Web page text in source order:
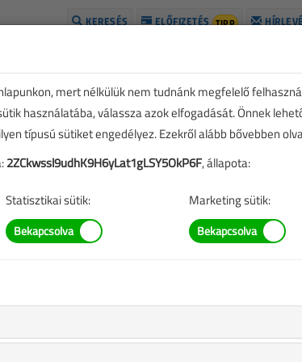
ELŐFIZETÉS TIPP
KERESÉS
Ez a cikk a VL
számában jelent
mert nélkülük nem tudnánk megfelelő
használatába, válassza azok elfogadását. Önnek
típusú sütiket engedélyez. Ezekről alább bővebben
2ZCkwssl9udhK9H6yLat1gLSY5OkP6F, állapota:
Statisztikai sütik: Marketing sütik: